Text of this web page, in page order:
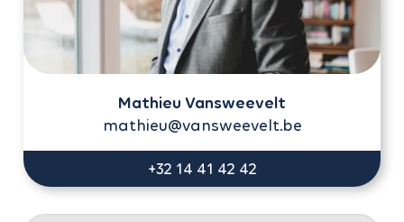
Mathieu Vansweevelt
mathieu@vansweevelt.be
+32 14 41 42 42